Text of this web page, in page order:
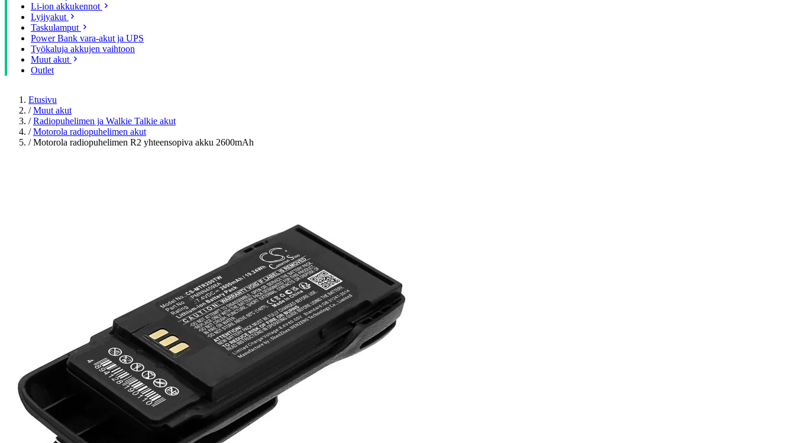
Li-ion akkukennot
Lyijyakut
Taskulamput
Power Bank vara-akut ja UPS
Työkaluja akkujen vaihtoon
Muut akut
Outlet
Etusivu
/ Muut akut
/ Radiopuhelimen ja Walkie Talkie akut
/ Motorola radiopuhelimen akut
/ Motorola radiopuhelimen R2 yhteensopiva akku 2600mAh